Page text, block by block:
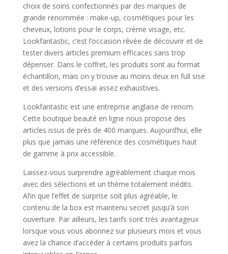
choix de soins confectionnés par des marques de
grande renommée : make-up, cosmétiques pour les
cheveux, lotions pour le corps, crème visage, etc.
Lookfantastic, c’est l’occasion rêvée de découvrir et de
tester divers articles premium efficaces sans trop
dépenser. Dans le coffret, les produits sont au format
échantillon, mais on y trouve au moins deux en full sise
et des versions d’essai assez exhaustives.
Lookfantastic est une entreprise anglaise de renom.
Cette boutique beauté en ligne nous propose des
articles issus de près de 400 marques. Aujourd’hui, elle
plus que jamais une référence des cosmétiques haut
de gamme à prix accessible.
Laissez-vous surprendre agréablement chaque mois
avec des sélections et un thème totalement inédits.
Afin que l’effet de surprise soit plus agréable, le
contenu de la box est maintenu secret jusqu’à son
ouverture. Par ailleurs, les tarifs sont très avantageux
lorsque vous vous abonnez sur plusieurs mois et vous
avez la chance d’accéder à certains produits parfois